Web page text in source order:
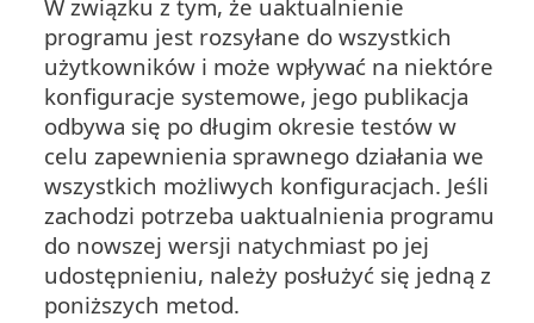
W związku z tym, że uaktualnienie
programu jest rozsyłane do wszystkich
użytkowników i może wpływać na niektóre
konfiguracje systemowe, jego publikacja
odbywa się po długim okresie testów w
celu zapewnienia sprawnego działania we
wszystkich możliwych konfiguracjach. Jeśli
zachodzi potrzeba uaktualnienia programu
do nowszej wersji natychmiast po jej
udostępnieniu, należy posłużyć się jedną z
poniższych metod.